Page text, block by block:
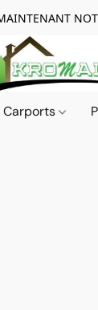
Carports